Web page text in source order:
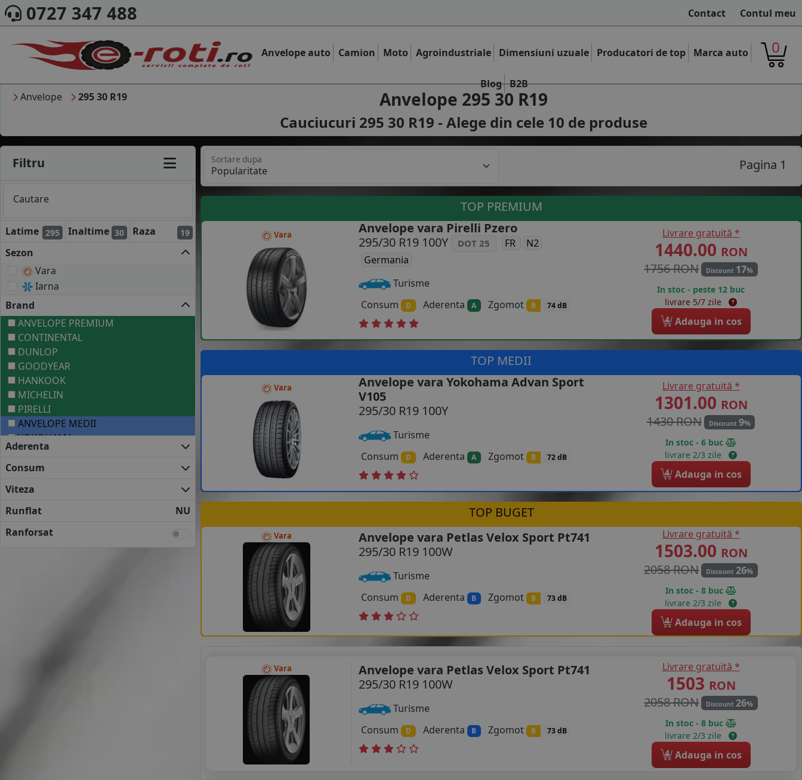
0727 347 488 Contact Contul meu
Anvelope auto Camion Moto Agroindustriale Dimensiuni uzuale Producatori de top Marca auto
Blog B2B
0
Anvelope 295 30 R19 Anvelope 295 30 R19
Cauciucuri 295 30 R19 - Alege din cele 10 de produse
Filtru
Cautare
Latime 295 Inaltime 30 Raza 19
Sezon
Vara
Iarna
Brand
ANVELOPE PREMIUM
CONTINENTAL
DUNLOP
GOODYEAR
HANKOOK
MICHELIN
PIRELLI
ANVELOPE MEDII
YOKOHAMA
ANVELOPE BUGET
PETLAS
Aderenta
Consum
Viteza
Runflat
NU
Ranforsat
Sortare dupa Pagina 1
TOP PREMIUM
Vara
Anvelope vara Pirelli Pzero
295/30 R19 100Y
DOT 25 FR
N2
Germania
Turisme
Consum
D Aderenta A Zgomot B 74 dB
Livrare gratuită *
1440.00 RON
1756 RON
Discount 17%
In stoc - peste 12 buc
livrare 5/7 zile
4 Adauga in cos
TOP MEDII
Vara
Anvelope vara Yokohama Advan Sport
V105
295/30 R19 100Y
Turisme
Consum
D Aderenta A Zgomot B 72 dB
Livrare gratuită *
1301.00 RON
1430 RON
Discount 9%
In stoc - 6 buc
livrare 2/3 zile
4 Adauga in cos
TOP BUGET
Vara
Anvelope vara Petlas Velox Sport Pt741
295/30 R19 100W
Turisme
Consum
D Aderenta B Zgomot B 73 dB
Livrare gratuită *
1503.00 RON
2058 RON
Discount26%
In stoc - 8 buc
livrare 2/3 zile
4 Adauga in cos
Vara
Anvelope vara Petlas Velox Sport Pt741
295/30 R19 100W
Turisme
Consum
D Aderenta B Zgomot B 73 dB
Livrare gratuită *
1503 RON
2058 RON
Discount26%
In stoc - 8 buc
livrare 2/3 zile
4 Adauga in cos